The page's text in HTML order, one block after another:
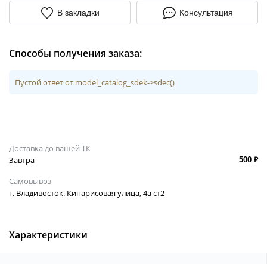
В закладки Консультация
Способы получения заказа:
Пустой ответ от model_catalog_sdek->sdec()
Доставка до вашей ТК
Завтра
500 ₽
Самовывоз
г. Владивосток. Кипарисовая улица, 4а ст2
Характеристики